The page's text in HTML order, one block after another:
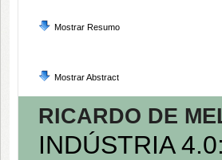
Mostrar Resumo
Mostrar Abstract
RICARDO DE
INDÚSTRIA